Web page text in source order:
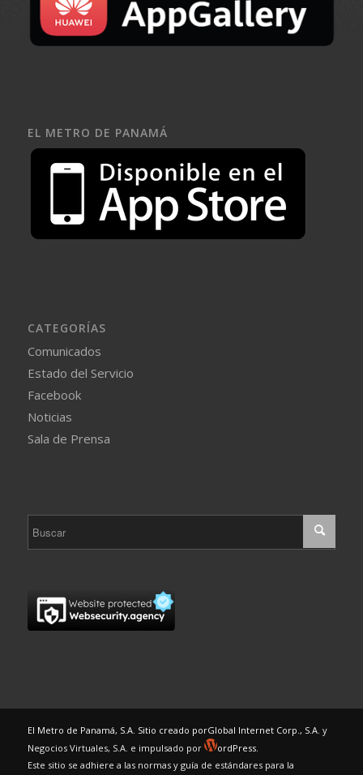
EL METRO DE PANAMÁ
CATEGORÍAS
Comunicados
Estado del Servicio
Facebook
Noticias
Sala de Prensa
El Metro de Panamá, S.A. Sitio creado porGlobal Internet Corp., S.A. y
Negocios Virtuales, S.A. e impulsado por
ordPress.
Este sitio se adhiere a las normas y guía de estándares para la